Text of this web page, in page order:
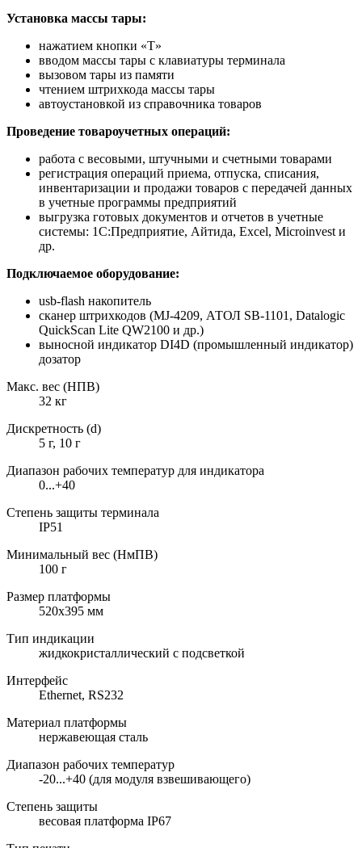
Установка массы тары:
нажатием кнопки «T»
вводом массы тары с клавиатуры терминала
вызовом тары из памяти
чтением штрихкода массы тары
автоустановкой из справочника товаров
Проведение товароучетных операций:
работа с весовыми, штучными и счетными товарами
регистрация операций приема, отпуска, списания,
инвентаризации и продажи товаров с передачей данных
в учетные программы предприятий
выгрузка готовых документов и отчетов в учетные
системы: 1С:Предприятие, Айтида, Excel, Microinvest и
др.
Подключаемое оборудование:
usb-flash накопитель
сканер штрихкодов (MJ-4209, АТОЛ SB-1101, Datalogic
QuickScan Lite QW2100 и др.)
выносной индикатор DI4D (промышленный индикатор)
дозатор
Макс. вес (НПВ)
32 кг
Дискретность (d)
5 г, 10 г
Диапазон рабочих температур для индикатора
0...+40
Степень защиты терминала
IP51
Минимальный вес (НмПВ)
100 г
Размер платформы
520х395 мм
Тип индикации
жидкокристаллический с подсветкой
Интерфейс
Ethernet, RS232
Материал платформы
нержавеющая сталь
Диапазон рабочих температур
-20...+40 (для модуля взвешивающего)
Степень защиты
весовая платформа IP67